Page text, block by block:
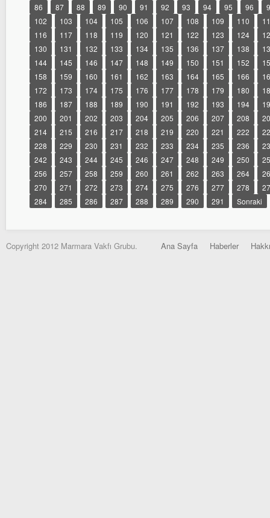
86
87 88 89 90 91 92 93 94 95 96
102
103 104 105 106 107 108 109 110
116
117 118 119 120 121 122 123 124
130
131 132 133 134 135 136 137 138
144
145 146 147 148 149 150 151 152
158
159 160 161 162 163 164 165 166
172
173 174 175 176 177 178 179 180
186
187 188 189 190 191 192 193 194
200
201 202 203 204 205 206 207 208
214
215 216 217 218 219 220 221 222
228
229 230 231 232 233 234 235 236
242
243 244 245 246 247 248 249 250
256
257 258 259 260 261 262 263 264
270
271 272 273 274 275 276 277 278
284
285 286 287 288 289 290 291 Sonraki
Copyright 2012 Marmara Vakfı Grubu. Ana Sayfa Haberler